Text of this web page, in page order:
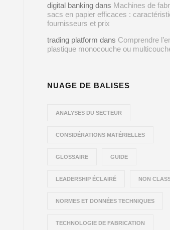
digital banking dans Machines de
sacs en papier efficaces :
fournisseurs et prix
trading platform dans Comprendre
plastique monocouche ou
NUAGE DE BALISES
ANALYSES DU SECTEUR
CONSIDÉRATIONS MATÉRIELLES
GLOSSAIRE GUIDE
LEADERSHIP ÉCLAIRÉ NON
NORMES ET DONNÉES TECHNIQUES
TECHNOLOGIE DE FABRICATION